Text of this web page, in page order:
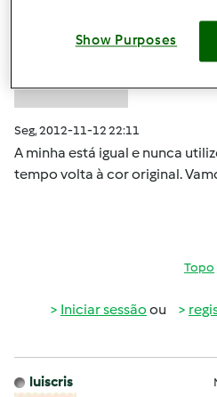
Seg, 2012-11-12 22:11
A minha está igual e nunca
tempo volta à cor original.
Topo
Iniciar sessão ou
luiscris
Show Purposes